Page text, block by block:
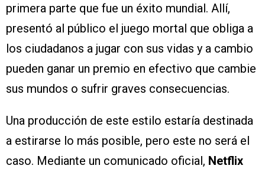
primera parte que fue un éxito mundial. Allí,
presentó al público el juego mortal que obliga a
los ciudadanos a jugar con sus vidas y a cambio
pueden ganar un premio en efectivo que cambie
sus mundos o sufrir graves consecuencias.
Una producción de este estilo estaría destinada
a estirarse lo más posible, pero este no será el
caso. Mediante un comunicado oficial, Netflix